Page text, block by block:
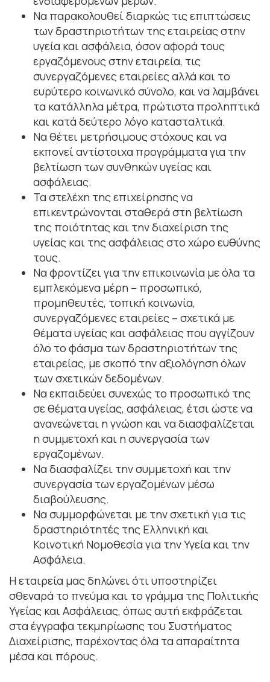
Να παρακολουθεί διαρκώς τις επιπτώσεις
των δραστηριοτήτων της εταιρείας στην
υγεία και ασφάλεια, όσον αφορά τους
εργαζόμενους στην εταιρεία, τις
συνεργαζόμενες εταιρείες αλλά και το
ευρύτερο κοινωνικό σύνολο, και να λαμβάνει
τα κατάλληλα μέτρα, πρώτιστα προληπτικά
και κατά δεύτερο λόγο κατασταλτικά.
Να θέτει μετρήσιμους στόχους και να
εκπονεί αντίστοιχα προγράμματα για την
βελτίωση των συνθηκών υγείας και
ασφάλειας.
Τα στελέχη της επιχείρησης να
επικεντρώνονται σταθερά στη βελτίωση
της ποιότητας και την διαχείριση της
υγείας και της ασφάλειας στο χώρο ευθύνης
τους.
Να φροντίζει για την επικοινωνία με όλα τα
εμπλεκόμενα μέρη – προσωπικό,
προμηθευτές, τοπική κοινωνία,
συνεργαζόμενες εταιρείες – σχετικά με
θέματα υγείας και ασφάλειας που αγγίζουν
όλο το φάσμα των δραστηριοτήτων της
εταιρείας, με σκοπό την αξιολόγηση όλων
των σχετικών δεδομένων.
Να εκπαιδεύει συνεχώς το προσωπικό της
σε θέματα υγείας, ασφάλειας, έτσι ώστε να
ανανεώνεται η γνώση και να διασφαλίζεται
η συμμετοχή και η συνεργασία των
εργαζομένων.
Να διασφαλίζει την συμμετοχή και την
συνεργασία των εργαζομένων μέσω
διαβούλευσης.
Να συμμορφώνεται με την σχετική για τις
δραστηριότητές της Ελληνική και
Κοινοτική Νομοθεσία για την Υγεία και την
Ασφάλεια.
Η εταιρεία μας δηλώνει ότι υποστηρίζει
σθεναρά το πνεύμα και το γράμμα της Πολιτικής
Υγείας και Ασφάλειας, όπως αυτή εκφράζεται
στα έγγραφα τεκμηρίωσης του Συστήματος
Διαχείρισης, παρέχοντας όλα τα απαραίτητα
μέσα και πόρους.